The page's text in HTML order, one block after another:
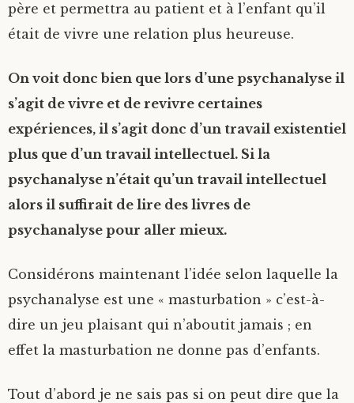
père et permettra au patient et à l’enfant qu’il
était de vivre une relation plus heureuse.
On voit donc bien que lors d’une psychanalyse il
s’agit de vivre et de revivre certaines
expériences, il s’agit donc d’un travail existentiel
plus que d’un travail intellectuel. Si la
psychanalyse n’était qu’un travail intellectuel
alors il suffirait de lire des livres de
psychanalyse pour aller mieux.
Considérons maintenant l’idée selon laquelle la
psychanalyse est une « masturbation » c’est-à-
dire un jeu plaisant qui n’aboutit jamais ; en
effet la masturbation ne donne pas d’enfants.
Tout d’abord je ne sais pas si on peut dire que la